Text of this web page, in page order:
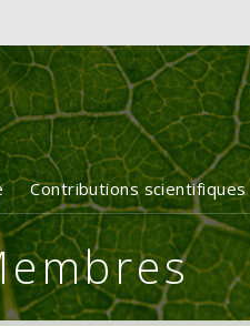
Contributions scientifiques